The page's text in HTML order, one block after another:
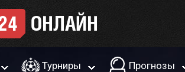
Турниры Прогнозы